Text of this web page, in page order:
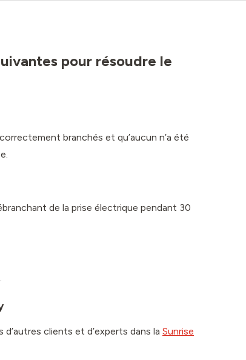
pour résoudre le
branchés et qu’aucun n’a été
de la prise électrique pendant 30
clients et d’experts dans la Sunrise